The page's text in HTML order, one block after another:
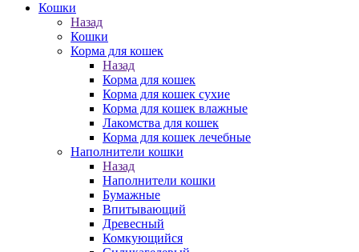
Кошки
Назад
Кошки
Корма для кошек
Назад
Корма для кошек
Корма для кошек сухие
Корма для кошек влажные
Лакомства для кошек
Корма для кошек лечебные
Наполнители кошки
Назад
Наполнители кошки
Бумажные
Впитывающий
Древесный
Комкующийся